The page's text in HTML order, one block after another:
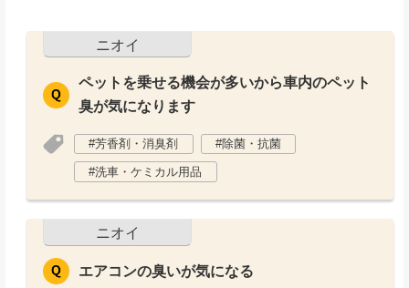
ニオイ
ペットを乗せる機会が多いから車内のペット
臭が気になります
芳香剤・消臭剤 除菌・抗菌
洗車・ケミカル用品
ニオイ
エアコンの臭いが気になる